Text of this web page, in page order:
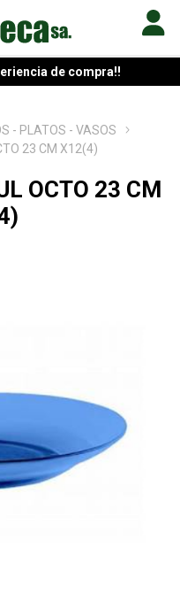
de compra!!
- PLATOS - VASOS
23 CM X12(4)
OCTO 23 CM